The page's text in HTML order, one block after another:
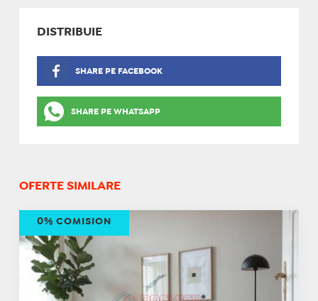
DISTRIBUIE
SHARE PE FACEBOOK
SHARE PE WHATSAPP
OFERTE SIMILARE
0% COMISION